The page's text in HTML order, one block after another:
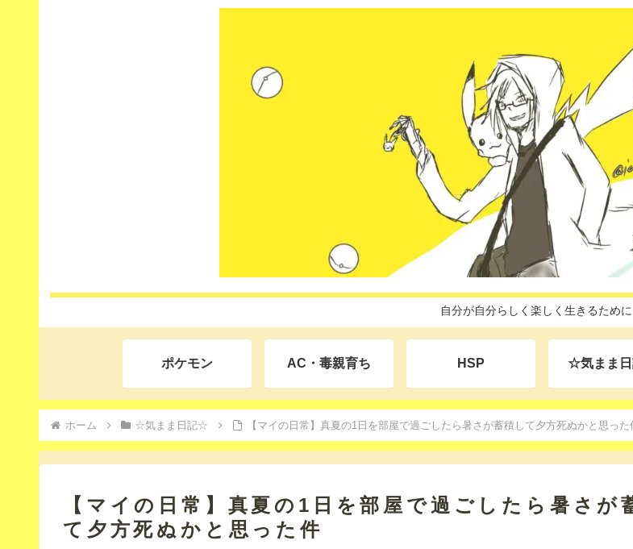
自分が自分らしく楽しく生きるために
ポケモン AC・毒親育ち HSP ☆気まま
ホーム ☆気まま日記☆ 【マイの日常】真夏の1日を部屋で過ごしたら暑さが蓄積して夕方死ぬかと思った
【マイの日常】真夏の1日を部屋で過ごしたら暑さが
て夕方死ぬかと思った件